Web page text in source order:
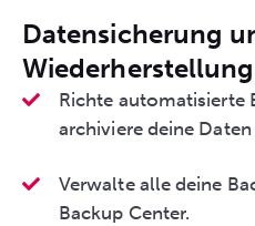
Datensicherung
Wiederherstellung
Richte automatisierte
archiviere deine
Verwalte alle deine
Backup Center.